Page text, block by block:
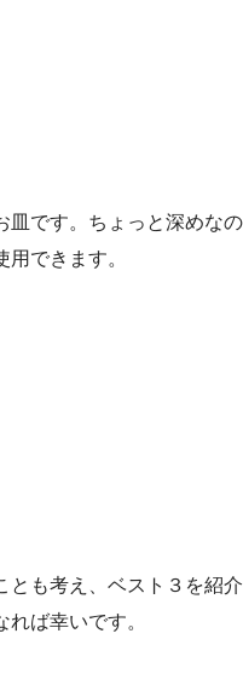
皿です。ちょっと深めなの
できます。
とも考え、ベスト３を紹介
ば幸いです。